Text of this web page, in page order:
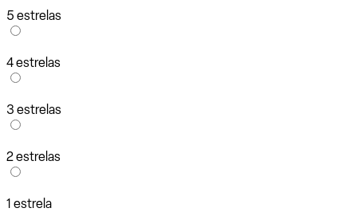
5 estrelas
4 estrelas
3 estrelas
2 estrelas
1 estrela